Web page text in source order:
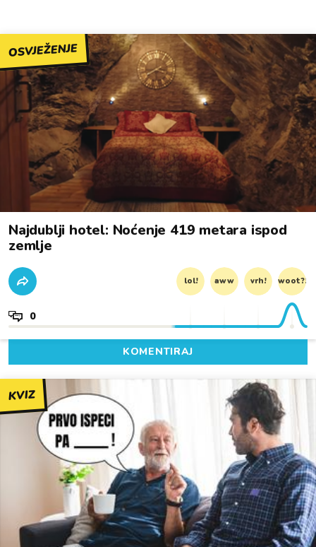
OSVJEŽENJE
Najdublji hotel: Noćenje 419 metara ispod
zemlje
lol! aww vrh! woot?!
0
KOMENTIRAJ
KVIZ